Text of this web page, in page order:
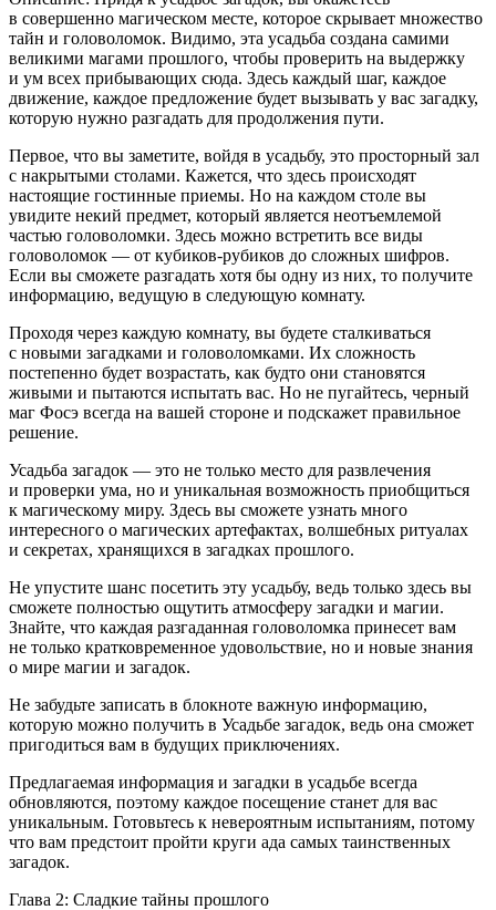
в совершенно магическом месте, которое скрывает множество
тайн и головоломок. Видимо, эта усадьба создана самими
великими магами прошлого, чтобы проверить на выдержку
и ум всех прибывающих сюда. Здесь каждый шаг, каждое
движение, каждое предложение будет вызывать у вас загадку,
которую нужно разгадать для продолжения пути.
Первое, что вы заметите, войдя в усадьбу, это просторный зал
с накрытыми столами. Кажется, что здесь происходят
настоящие гостинные приемы. Но на каждом столе вы
увидите некий предмет, который является неотъемлемой
частью головоломки. Здесь можно встретить все виды
головоломок — от кубиков-рубиков до сложных шифров.
Если вы сможете разгадать хотя бы одну из них, то получите
информацию, ведущую в следующую комнату.
Проходя через каждую комнату, вы будете сталкиваться
с новыми загадками и головоломками. Их сложность
постепенно будет возрастать, как будто они становятся
живыми и пытаются испытать вас. Но не пугайтесь, черный
маг Фосэ всегда на вашей стороне и подскажет правильное
решение.
Усадьба загадок — это не только место для развлечения
и проверки ума, но и уникальная возможность приобщиться
к магическому миру. Здесь вы сможете узнать много
интересного о магических артефактах, волшебных ритуалах
и секретах, хранящихся в загадках прошлого.
Не упустите шанс посетить эту усадьбу, ведь только здесь вы
сможете полностью ощутить атмосферу загадки и магии.
Знайте, что каждая разгаданная головоломка принесет вам
не только кратковременное удовольствие, но и новые знания
о мире магии и загадок.
Не забудьте записать в блокноте важную информацию,
которую можно получить в Усадьбе загадок, ведь она сможет
пригодиться вам в будущих приключениях.
Предлагаемая информация и загадки в усадьбе всегда
обновляются, поэтому каждое посещение станет для вас
уникальным. Готовьтесь к невероятным испытаниям, потому
что вам предстоит пройти круги ада самых таинственных
загадок.
Глава 2: Сладкие тайны прошлого